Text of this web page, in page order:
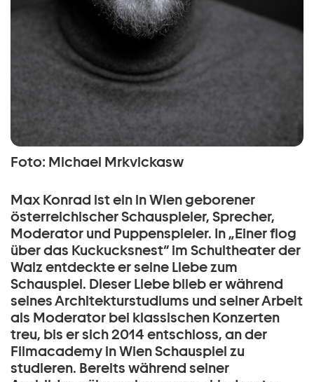
Foto: Michael Mrkvickasw
Max Konrad ist ein in Wien geborener
österreichischer Schauspieler, Sprecher,
Moderator und Puppenspieler. In „Einer flog
über das Kuckucksnest“ im Schultheater der
Walz entdeckte er seine Liebe zum
Schauspiel. Dieser Liebe blieb er während
seines Architekturstudiums und seiner Arbeit
als Moderator bei klassischen Konzerten
treu, bis er sich 2014 entschloss, an der
Filmacademy in Wien Schauspiel zu
studieren. Bereits während seiner